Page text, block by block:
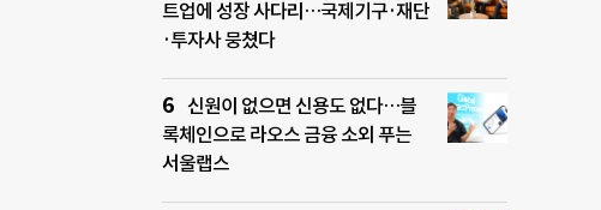
트업에 성장 사다리…국제기구·재단
·투자사 뭉쳤다
신원이 없으면 신용도 없다…블
록체인으로 라오스 금융 소외 푸는
서울랩스